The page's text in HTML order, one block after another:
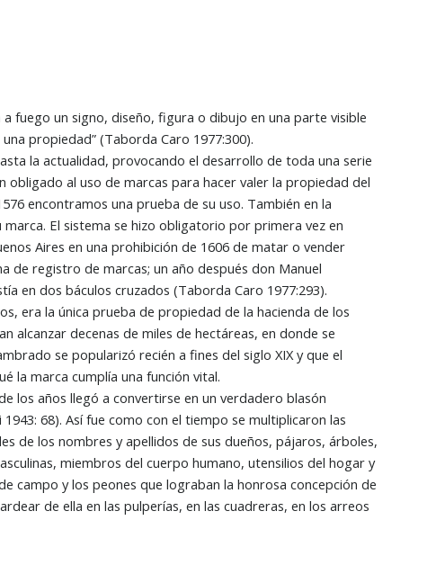
fuego un signo, diseño, figura o dibujo en una parte visible
propiedad” (Taborda Caro 1977:300).
la actualidad, provocando el desarrollo de toda una serie
obligado al uso de marcas para hacer valer la propiedad del
encontramos una prueba de su uso. También en la
El sistema se hizo obligatorio por primera vez en
Aires en una prohibición de 1606 de matar o vender
de registro de marcas; un año después don Manuel
en dos báculos cruzados (Taborda Caro 1977:293).
era la única prueba de propiedad de la hacienda de los
alcanzar decenas de miles de hectáreas, en donde se
se popularizó recién a fines del siglo XIX y que el
la marca cumplía una función vital.
los años llegó a convertirse en un verdadero blasón
68). Así fue como con el tiempo se multiplicaron las
de los nombres y apellidos de sus dueños, pájaros, árboles,
miembros del cuerpo humano, utensilios del hogar y
campo y los peones que lograban la honrosa concepción de
de ella en las pulperías, en las cuadreras, en los arreos